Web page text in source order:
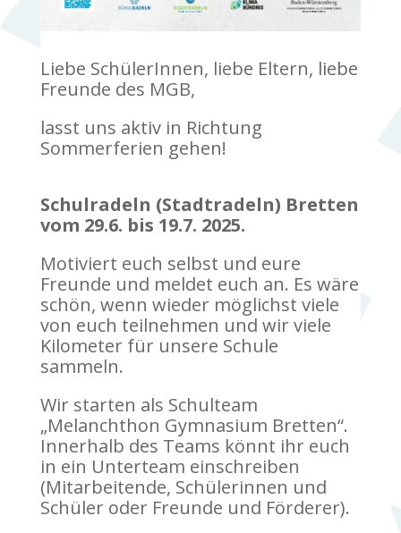
Liebe SchülerInnen, liebe Eltern, liebe
Freunde des MGB,
lasst uns aktiv in Richtung
Sommerferien gehen!
Schulradeln (Stadtradeln) Bretten
vom 29.6. bis 19.7. 2025.
Motiviert euch selbst und eure
Freunde und meldet euch an. Es wäre
schön, wenn wieder möglichst viele
von euch teilnehmen und wir viele
Kilometer für unsere Schule
sammeln.
Wir starten als Schulteam
„Melanchthon Gymnasium Bretten“.
Innerhalb des Teams könnt ihr euch
in ein Unterteam einschreiben
(Mitarbeitende, Schülerinnen und
Schüler oder Freunde und Förderer).